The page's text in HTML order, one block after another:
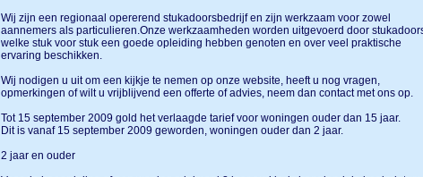
Wij zijn een regionaal opererend stukadoorsbedrijf en zijn werkzaam voor zowel
aannemers als particulieren.Onze werkzaamheden worden uitgevoerd door
welke stuk voor stuk een goede opleiding hebben genoten en over veel praktische
ervaring beschikken.
Wij nodigen u uit om een kijkje te nemen op onze website, heeft u nog vragen,
opmerkingen of wilt u vrijblijvend een offerte of advies, neem dan contact met ons op.
Tot 15 september 2009 gold het verlaagde tarief voor woningen ouder dan 15 jaar.
Dit is vanaf 15 september 2009 geworden, woningen ouder dan 2 jaar.
2 jaar en ouder